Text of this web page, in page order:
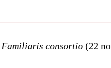
Familiaris consortio(22